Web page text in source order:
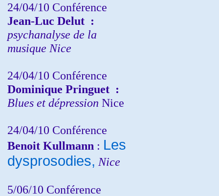
24/04/10 Conférence
Jean-Luc Delut :
psychanalyse de la
musique Nice
24/04/10 Conférence
Dominique Pringuet :
Blues et dépression Nice
24/04/10 Conférence
Benoit Kullmann : Les
dysprosodies, Nice
5/06/10 Conférence